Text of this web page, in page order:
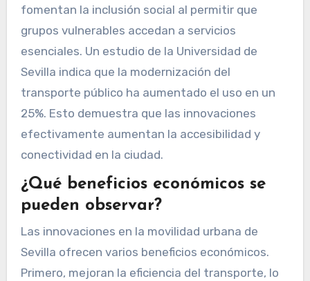
fomentan la inclusión social al permitir que
grupos vulnerables accedan a servicios
esenciales. Un estudio de la Universidad de
Sevilla indica que la modernización del
transporte público ha aumentado el uso en un
25%. Esto demuestra que las innovaciones
efectivamente aumentan la accesibilidad y
conectividad en la ciudad.
¿Qué beneficios económicos se
pueden observar?
Las innovaciones en la movilidad urbana de
Sevilla ofrecen varios beneficios económicos.
Primero, mejoran la eficiencia del transporte, lo